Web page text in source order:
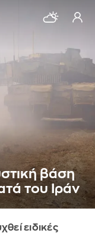
βάση
του Ιράν
ειδικές